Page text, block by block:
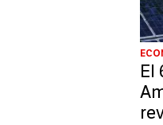
El